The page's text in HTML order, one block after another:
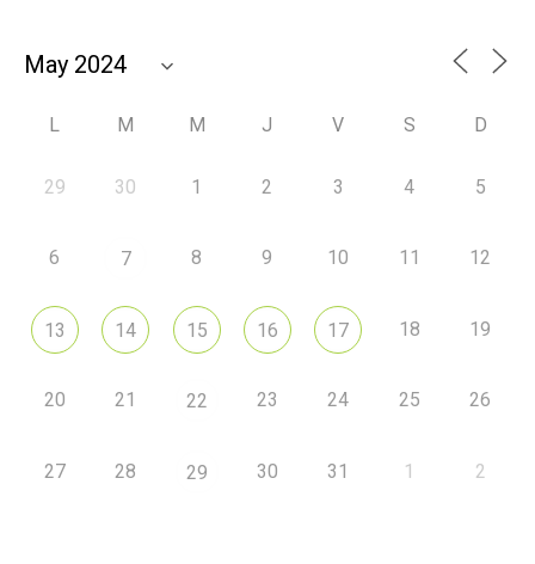
L M M J V S D
29 30 1 2 3 4 5
6 7 8 9 10 11 12
13 14 15 16 17 18 19
20 21 22 23 24 25 26
27 28 29 30 31 1 2